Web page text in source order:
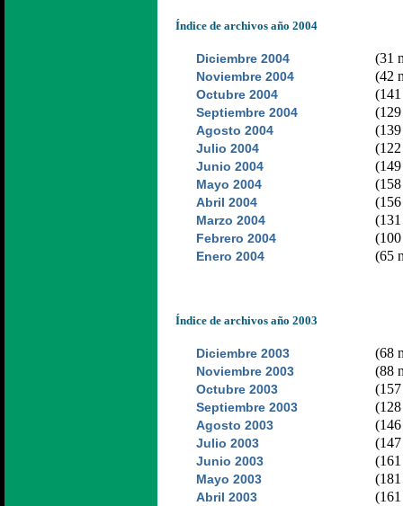
Índice de archivos año 2004
Diciembre 2004 (31
Noviembre 2004 (42
Octubre 2004
Septiembre 2004
Agosto 2004
Julio 2004
Junio 2004
Mayo 2004
Abril 2004
Marzo 2004
Febrero 2004
Enero 2004 (65
Índice de archivos año 2003
Diciembre 2003 (68
Noviembre 2003 (88
Octubre 2003
Septiembre 2003
Agosto 2003
Julio 2003
Junio 2003
Mayo 2003
Abril 2003